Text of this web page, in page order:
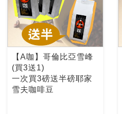
【A咖】哥倫比亞雪峰
(買3送1)
一次買3磅送半磅耶家
雪夫咖啡豆